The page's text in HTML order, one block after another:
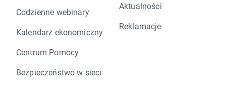
Codzienne webinary
Kalendarz ekonomiczny
Centrum Pomocy
Bezpieczeństwo w sieci
Aktualności
Reklamacje